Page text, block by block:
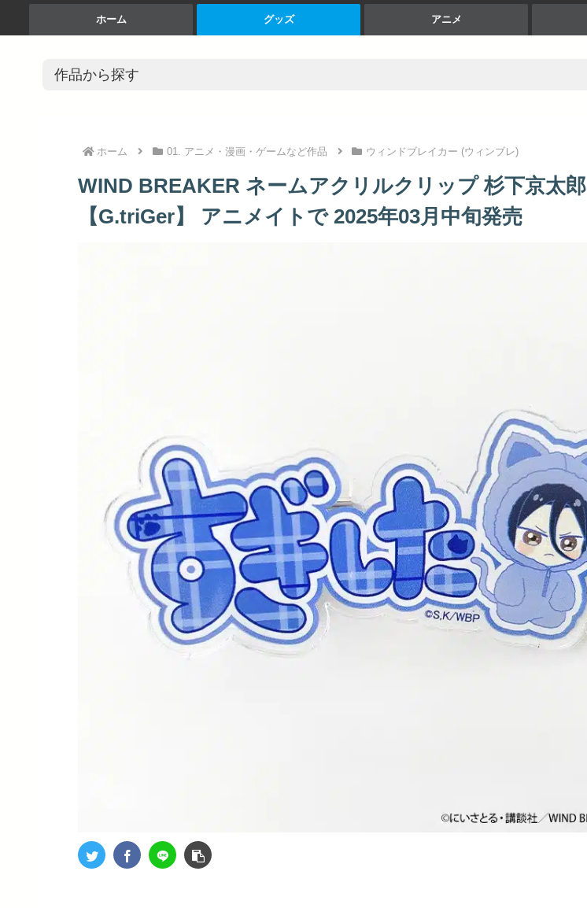
ホーム グッズ アニメ
ホーム 01. アニメ・漫画・ゲームなど作品 ウィンドブレイカー (ウィンブレ)
WIND BREAKER ネームアクリルクリップ 杉下京太郎
【G.triGer】 アニメイトで 2025年03月中旬発売